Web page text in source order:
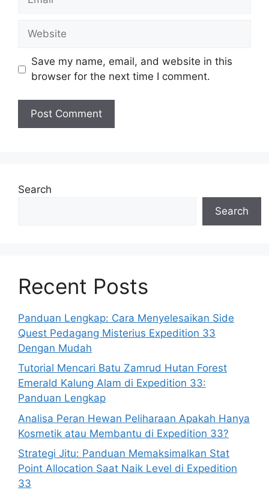
Website
Save my name, email, and website in this
browser for the next time I comment.
Search
Search
Recent Posts
Panduan Lengkap: Cara Menyelesaikan Side
Quest Pedagang Misterius Expedition 33
Dengan Mudah
Tutorial Mencari Batu Zamrud Hutan Forest
Emerald Kalung Alam di Expedition 33:
Panduan Lengkap
Analisa Peran Hewan Peliharaan Apakah Hanya
Kosmetik atau Membantu di Expedition 33?
Strategi Jitu: Panduan Memaksimalkan Stat
Point Allocation Saat Naik Level di Expedition
33